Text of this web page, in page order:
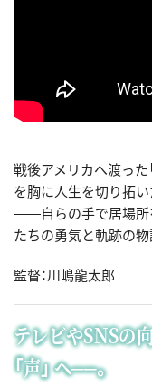
戦後アメリカへ渡った
を胸に人生を切り拓
――自らの手で居場所
たちの勇気と軌跡の物
監督：川嶋龍太郎
テレビやSNSの
「声」 ヘ──。